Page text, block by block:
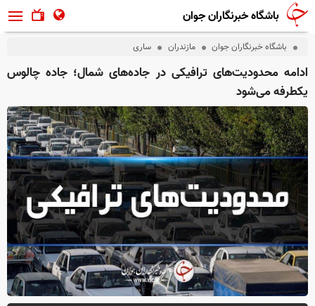
باشگاه خبرنگاران جوان
باشگاه خبرنگاران جوان مازندران ساری
ادامه محدودیت‌های ترافیکی در جاده‌های شمال؛ جاده چالوس
یکطرفه می‌شود